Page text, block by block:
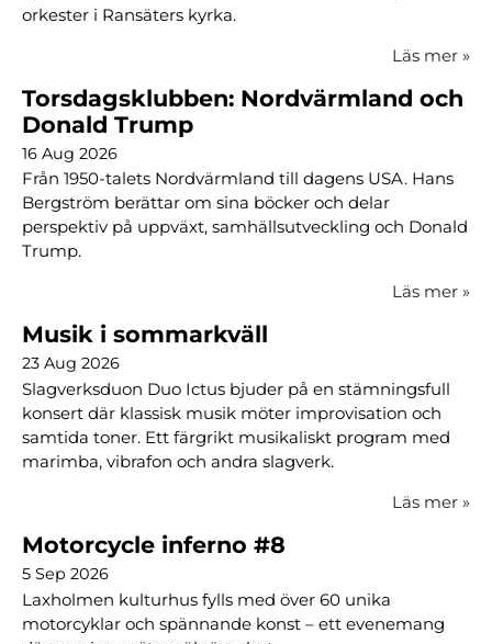
orkester i Ransäters kyrka.
Läs mer »
Torsdagsklubben: Nordvärmland och
Donald Trump
16 Aug 2026
Från 1950-talets Nordvärmland till dagens USA. Hans
Bergström berättar om sina böcker och delar
perspektiv på uppväxt, samhällsutveckling och Donald
Trump.
Läs mer »
Musik i sommarkväll
23 Aug 2026
Slagverksduon Duo Ictus bjuder på en stämningsfull
konsert där klassisk musik möter improvisation och
samtida toner. Ett färgrikt musikaliskt program med
marimba, vibrafon och andra slagverk.
Läs mer »
Motorcycle inferno #8
5 Sep 2026
Laxholmen kulturhus fylls med över 60 unika
motorcyklar och spännande konst – ett evenemang